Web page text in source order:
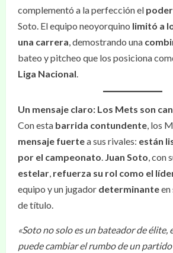
complementó a la perfección el
Soto. El equipo neoyorquino limitó a
una carrera , demostrando una
bateo y pitcheo que los posiciona
Liga Nacional
Un mensaje claro: Los Mets son
Con esta barrida contundente , los
mensaje fuertea sus rivales: están
por el campeonato Juan Soto , con
estelar refuerza su rol como el
equipo y un jugador determinanteen
de título.
«Soto no solo es un bateador de élite,
puede cambiar el rumbo de un